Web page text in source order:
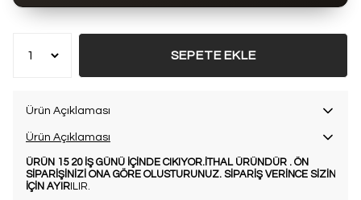
SEPETE EKLE
Ürün Açıklaması
Ürün Açıklaması
ÜRÜN 15 20 İŞ GÜNÜ İÇİNDE CIKIYOR.İTHAL ÜRÜNDÜR . ÖN
SİPARİŞİNİZİ ONA GÖRE OLUSTURUNUZ. SİPARİŞ VERİNCE SİZİN
İÇİN AYIRILIR.